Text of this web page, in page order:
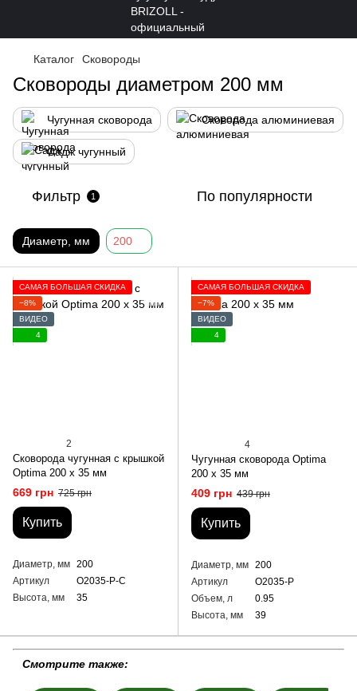
Каталог Сковороды
Сковороды диаметром 200 мм
Чугунная сковорода Сковорода алюминиевая
Садж чугунный
Фильтр 1 По популярности
Диаметр, мм 200
САМАЯ БОЛЬШАЯ СКИДКА
−8%
ВИДЕО
4
2
Сковорода чугунная с крышкой
Optima 200 х 35 мм
669 грн 725 грн
Купить
Диаметр, мм 200
Артикул
O2035-P-C
Высота, мм
35
САМАЯ БОЛЬШАЯ СКИДКА
−7%
ВИДЕО
4
4
Чугунная сковорода Optimа
200 х 35 мм
409 грн 439 грн
Купить
Диаметр, мм 200
Артикул
O2035-P
Объем, л
0.95
Высота, мм
39
Cмотрите также: